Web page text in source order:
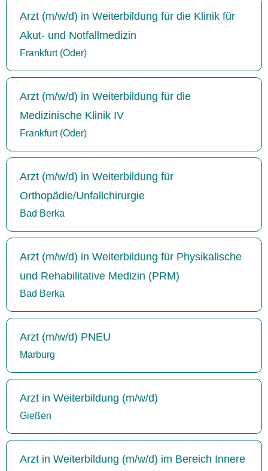
Arzt (m/w/d) in Weiterbildung für die Klinik für
Akut- und Notfallmedizin
Frankfurt (Oder)
Arzt (m/w/d) in Weiterbildung für die
Medizinische Klinik IV
Frankfurt (Oder)
Arzt (m/w/d) in Weiterbildung für
Orthopädie/Unfallchirurgie
Bad Berka
Arzt (m/w/d) in Weiterbildung für Physikalische
und Rehabilitative Medizin (PRM)
Bad Berka
Arzt (m/w/d) PNEU
Marburg
Arzt in Weiterbildung (m/w/d)
Gießen
Arzt in Weiterbildung (m/w/d) im Bereich Innere